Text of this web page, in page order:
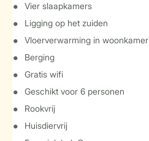
Vier slaapkamers
Ligging op het zuiden
Vloerverwarming in woonkamer
Berging
Gratis wifi
Geschikt voor 6 personen
Rookvrij
Huisdiervrij